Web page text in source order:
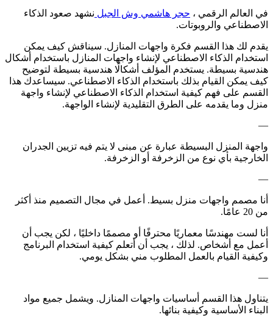
في العالم الرقمي ، حجر هاشمي وش الجبل نشهد صعود الذكاء
الاصطناعي والروبوتات.
يقدم لك هذا القسم فكرة واجهات المنازل. سيناقش كيف يمكن
استخدام الذكاء الاصطناعي لإنشاء واجهات المنازل باستخدام أشكال
هندسية بسيطة. يستخدم المؤلف أشكالًا هندسية بسيطة لتوضيح
كيف يمكن القيام بذلك باستخدام الذكاء الاصطناعي. سيساعدك هذا
القسم على فهم كيفية استخدام الذكاء الاصطناعي لإنشاء واجهة
منزل وما يقدمه على الطرق التقليدية لإنشاء الواجهة.
—
واجهة المنزل البسيطة عبارة عن مبنى لا يتم فيه تزيين الجدران
الخارجية بأي نوع من الزخرفة أو الزخرفة.
—
أنا مصمم واجهات منزل بسيط. أعمل في مجال التصميم منذ أكثر
من 20 عامًا.
أنا لست مهندسًا معماريًا محترفًا أو مصممًا داخليًا ، لكن يجب أن
أعمل مع أشخاص. لذلك ، يجب أن أتعلم كيفية استخدام البرنامج
وكيفية القيام بالعمل المطلوب مني بشكل يومي.
—
يتناول هذا القسم أساسيات واجهات المنازل. ويشمل جميع مواد
البناء الأساسية وكيفية بنائها.